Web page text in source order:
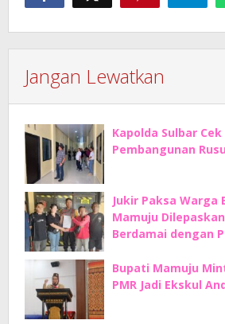
Jangan Lewatkan
Kapolda Sulbar
Pembangunan
Jukir Paksa Warga
Mamuju
Berdamai dengan
Bupati Mamuju
PMR Jadi Ekskul